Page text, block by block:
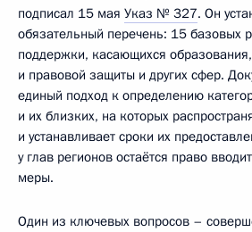
подписал 15 мая Указ № 327. Он
обязательный перечень: 15 базовых
поддержки, касающихся
и правовой защиты и других сфер.
единый подход к определению
и их близких, на которых
и устанавливает сроки их
у глав регионов остаётся право
меры.
Один из ключевых вопросов –